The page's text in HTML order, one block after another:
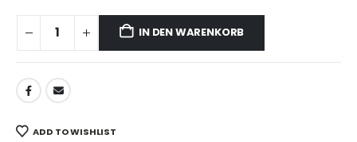
IN DEN WARENKORB
ADD TO WISHLIST